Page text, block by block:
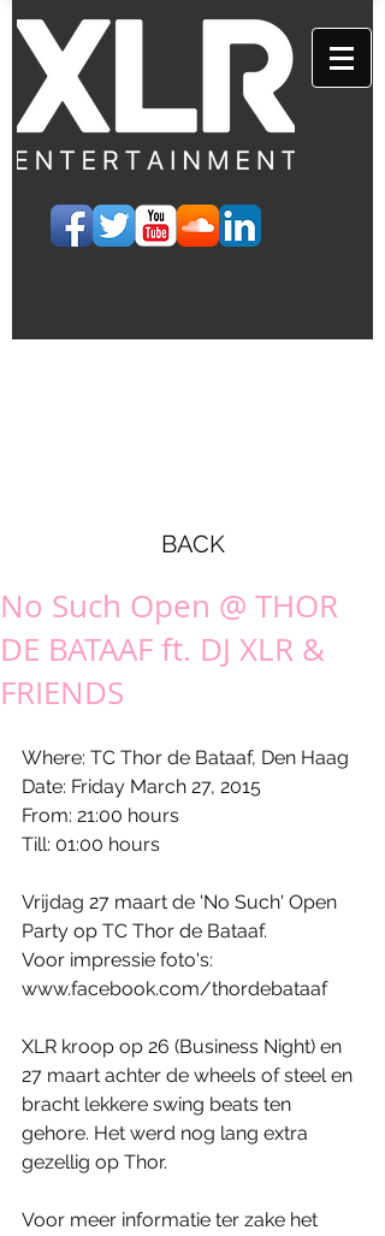
BACK
No Such Open @ THOR
DE BATAAF ft. DJ XLR &
FRIENDS
Where: TC Thor de Bataaf, Den Haag
Date: Friday March 27, 2015
From: 21:00 hours
Till: 01:00 hours
Vrijdag 27 maart de 'No Such' Open
Party op TC Thor de Bataaf.
Voor impressie foto's:
www.facebook.com/thordebataaf
XLR kroop op 26 (Business Night) en
27 maart achter de wheels of steel en
bracht lekkere swing beats ten
gehore. Het werd nog lang extra
gezellig op Thor.
Voor meer informatie ter zake het